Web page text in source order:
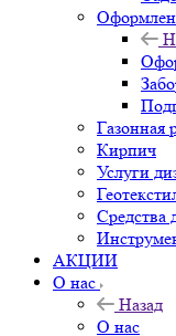
Газонная
Кирпич
Услуги
Средства
АКЦИИ
О нас
Назад
О нас